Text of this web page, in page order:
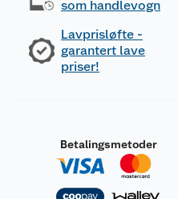
som handlevogn
Lavprisløfte -
garantert lave
priser!
Betalingsmetoder